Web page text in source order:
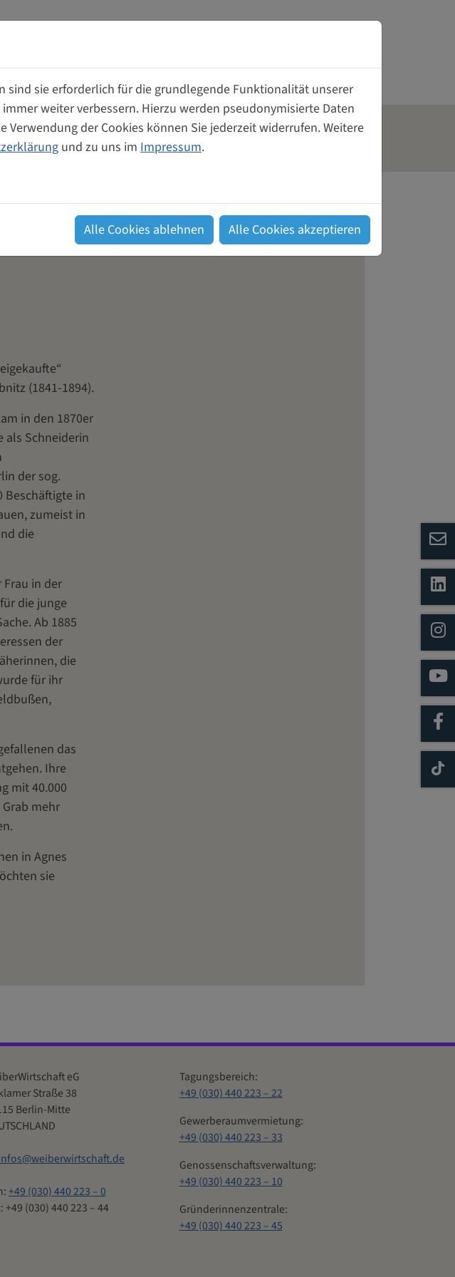
Genossenschaft
von und für Frauen
(1841-1894).
in den 1870er
als Schneiderin
der sog.
Beschäftigte in
zumeist in
die
in der
die junge
Ab 1885
der
die
für ihr
das
Ihre
mit 40.000
mehr
in Agnes
sie
eG
Straße 38
Berlin-Mitte
+49 (030) 440 223 – 0
+49 (030) 440 223 – 44
Tagungsbereich:
+49 (030) 440 223 – 22
Gewerberaumvermietung:
+49 (030) 440 223 – 33
Genossenschaftsverwaltung:
+49 (030) 440 223 – 10
Gründerinnenzentrale:
+49 (030) 440 223 – 45
Weiberwirtschaft
Tagungsräume mieten
Unterstützung für Gründerinnen
sind sie erforderlich für die grundlegende Funktionalität unserer
weiter verbessern. Hierzu werden pseudonymisierte Daten
der Cookies können Sie jederzeit widerrufen. Weitere
und zu uns im Impressum.
Alle Cookies ablehnen Alle Cookies akzeptieren